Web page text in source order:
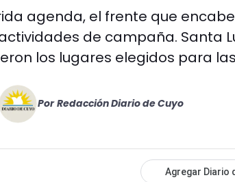
agenda, el frente que
de campaña. Santa
los lugares elegidos para
Por Redacción Diario de Cuyo
Agregar Diario